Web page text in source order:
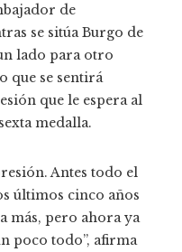
de
se sitúa Burgo de
lado para otro
que se sentirá
que le espera al
medalla.
Antes todo el
últimos cinco años
más, pero ahora ya
poco todo”, afirma